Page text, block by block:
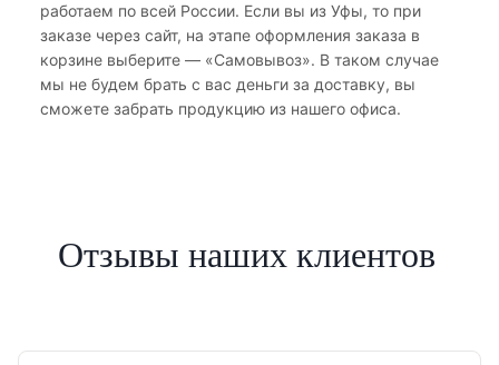
работаем по всей России. Если вы из Уфы, то при
заказе через сайт, на этапе оформления заказа в
корзине выберите — «Самовывоз». В таком случае
мы не будем брать с вас деньги за доставку, вы
сможете забрать продукцию из нашего офиса.
Отзывы наших клиентов